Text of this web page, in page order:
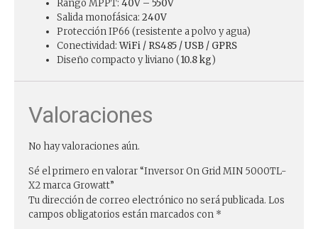
Rango MPPT: 40V – 550V
Salida monofásica: 240V
Protección IP66 (resistente a polvo y agua)
Conectividad:WiFi / RS485 / USB / GPRS
Diseño compacto y liviano (10.8 kg)
Valoraciones
No hay valoraciones aún.
Sé el primero en valorar “Inversor On Grid MIN 5000TL-
X2 marca Growatt”
Tu dirección de correo electrónico no será publicada. Los
campos obligatorios están marcados con *